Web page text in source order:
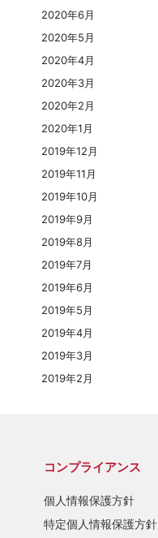
2020年6月
2020年5月
2020年4月
2020年3月
2020年2月
2020年1月
2019年12月
2019年11月
2019年10月
2019年9月
2019年8月
2019年7月
2019年6月
2019年5月
2019年4月
2019年3月
2019年2月
コンプライアンス
個人情報保護方針
特定個人情報保護方針